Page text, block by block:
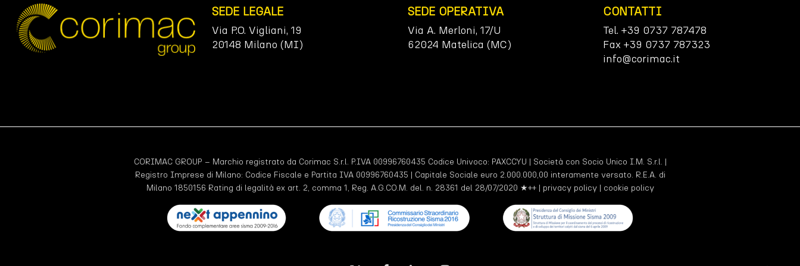
SEDE LEGALE
Via P.O. Vigliani, 19
20148 Milano (MI)
SEDE OPERATIVA
Via A. Merloni, 17/U
62024 Matelica (MC)
CONTATTI
Tel. +39 0737 787478
Fax +39 0737 787323
info@corimac.it
CORIMAC GROUP – Marchio registrato da Corimac S.r.l. P.IVA 00996760435 Codice Univoco: PAXCCYU | Società con Socio Unico I.M. S.r.l. |
Registro Imprese di Milano: Codice Fiscale e Partita IVA 00996760435 | Capitale Sociale euro 2.000.000,00 interamente versato. R.E.A. di
Milano 1850156 Rating di legalità ex art. 2, comma 1, Reg. A.G.CO.M. del. n. 28361 del 28/07/2020 ★++ | privacy policy| cookie policy